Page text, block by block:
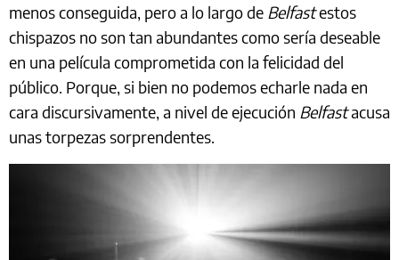
menos conseguida, pero a lo largo de Belfastestos
chispazos no son tan abundantes como sería deseable
en una película comprometida con la felicidad del
público. Porque, si bien no podemos echarle nada en
cara discursivamente, a nivel de ejecución Belfastacusa
unas torpezas sorprendentes.